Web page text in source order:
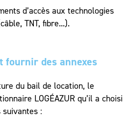
d’accès aux technologies
TNT, fibre...).
fournir des annexes
du bail de location, le
LOGÉAZUR qu’il a choisi
: